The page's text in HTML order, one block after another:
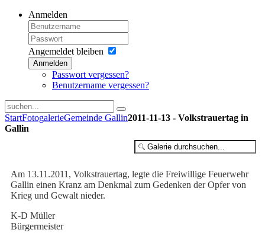
Anmelden
Angemeldet bleiben
Anmelden
Passwort vergessen?
Benutzername vergessen?
StartFotogalerieGemeinde Gallin2011-11-13 - Volkstrauertag in
Gallin
Am 13.11.2011, Volkstrauertag, legte die Freiwillige Feuerwehr
Gallin einen Kranz am Denkmal zum Gedenken der Opfer von
Krieg und Gewalt nieder.
K-D Müller
Bürgermeister